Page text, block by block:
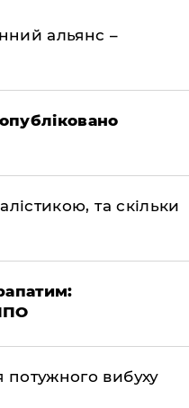
альянс –
та скільки
вибуху